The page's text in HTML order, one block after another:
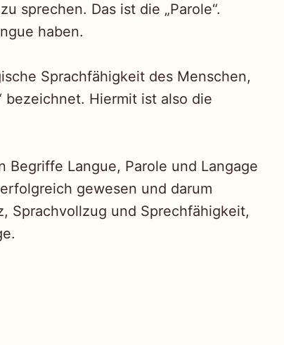
sprechen. Das ist die „Parole“.
haben.
Sprachfähigkeit des Menschen,
bezeichnet. Hiermit ist also die
Begriffe Langue, Parole und Langage
gewesen und darum
Sprachvollzug und Sprechfähigkeit,